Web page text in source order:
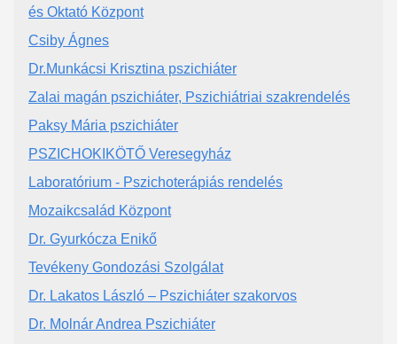
és Oktató Központ
Csiby Ágnes
Dr.Munkácsi Krisztina pszichiáter
Zalai magán pszichiáter, Pszichiátriai szakrendelés
Paksy Mária pszichiáter
PSZICHOKIKÖTŐ Veresegyház
Laboratórium - Pszichoterápiás rendelés
Mozaikcsalád Központ
Dr. Gyurkócza Enikő
Tevékeny Gondozási Szolgálat
Dr. Lakatos László – Pszichiáter szakorvos
Dr. Molnár Andrea Pszichiáter